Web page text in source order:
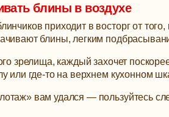
блины в воздухе
приходит в восторг от
блины, легким
зрелища, каждый захочет
или где-то на верхнем кухонном
вам удался — пользуйтесь